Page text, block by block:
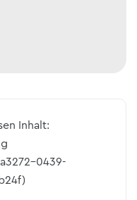
Inhalt:
0439-